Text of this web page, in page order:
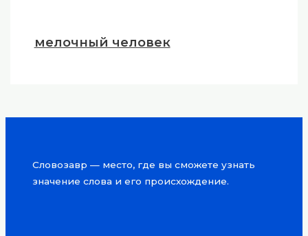
мелочный человек
Словозавр — место, где вы сможете узнать
значение слова и его происхождение.